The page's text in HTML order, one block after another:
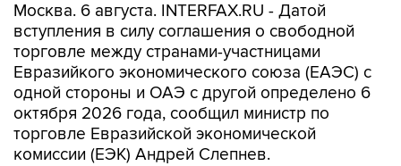
Москва. 6 августа. INTERFAX.RU - Датой
вступления в силу соглашения о свободной
торговле между странами-участницами
Евразийкого экономического союза (ЕАЭС) с
одной стороны и ОАЭ с другой определено 6
октября 2026 года, сообщил министр по
торговле Евразийской экономической
комиссии (ЕЭК) Андрей Слепнев.